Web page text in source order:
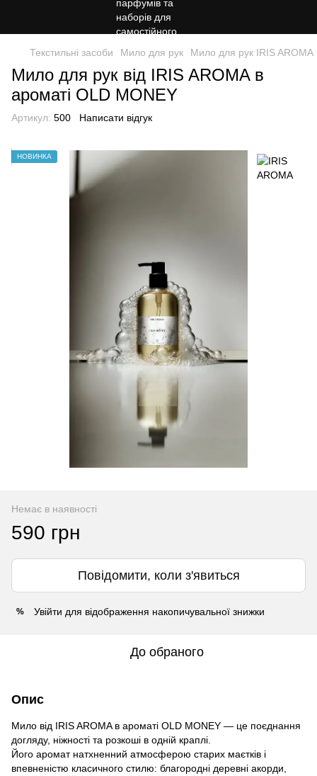
Текстильні засоби Мило для рук Мило для рук IRIS AROMA
Мило для рук від IRIS AROMA в
ароматі OLD MONEY
Артикул: 500 Написати відгук
НОВИНКА
Немає в наявності
590 грн
Повідомити, коли з'явиться
% Увійти для відображення накопичувальної знижки
До обраного
Опис
Мило від IRIS AROMA в ароматі OLD MONEY — це поєднання
догляду, ніжності та розкоші в одній краплі.
Його аромат натхненний атмосферою старих маєтків і
впевненістю класичного стилю: благородні деревні акорди,